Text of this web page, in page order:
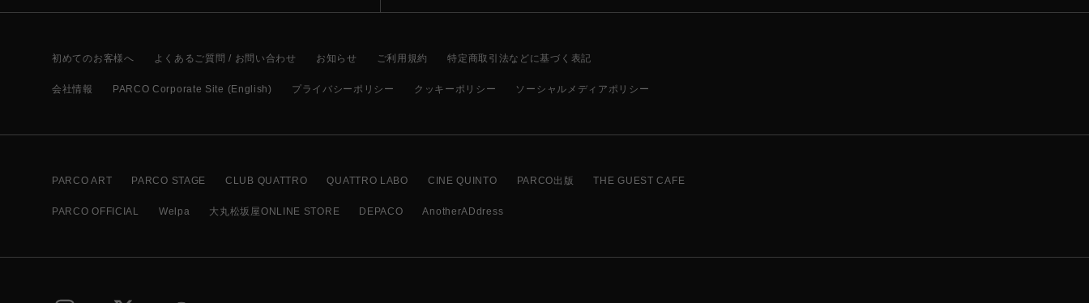
初めてのお客様へ よくあるご質問 / お問い合わせ お知らせ ご利用規約 特定商取引法などに基づく表記
会社情報 PARCO Corporate Site (English) プライバシーポリシー クッキーポリシー ソーシャルメディアポリシー
PARCO ART PARCO STAGE CLUB QUATTRO QUATTRO LABO CINE QUINTO PARCO出版 THE GUEST CAFE
PARCO OFFICIAL Welpa 大丸松坂屋ONLINE STORE DEPACO AnotherADdress